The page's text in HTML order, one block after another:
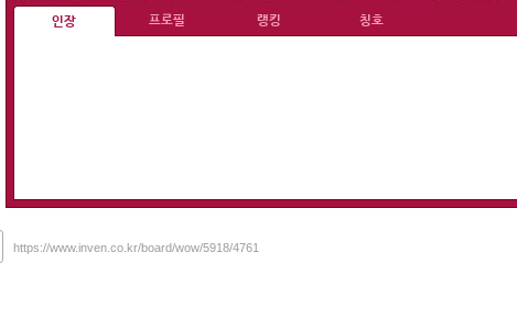
인장 프로필 랭킹 칭호
https://www.inven.co.kr/board/wow/5918/4761